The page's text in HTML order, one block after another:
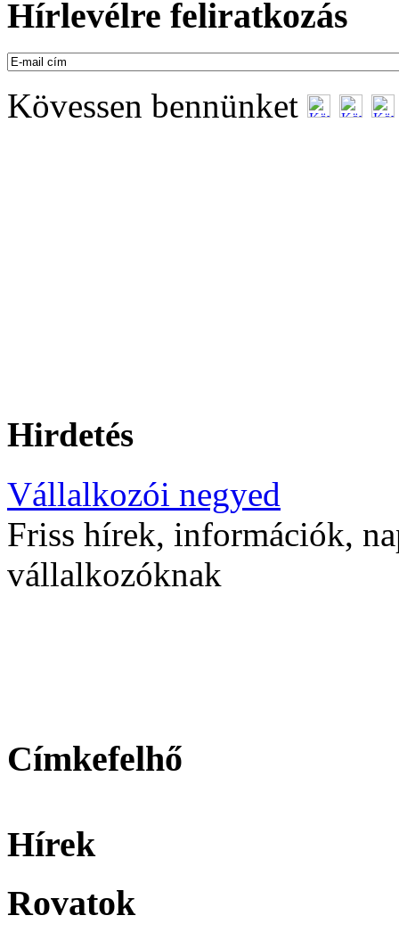
Hírlevélre feliratkozás
Kövessen bennünket
Hirdetés
Vállalkozói negyed
Friss hírek, információk,
vállalkozóknak
Címkefelhő
Hírek
Rovatok